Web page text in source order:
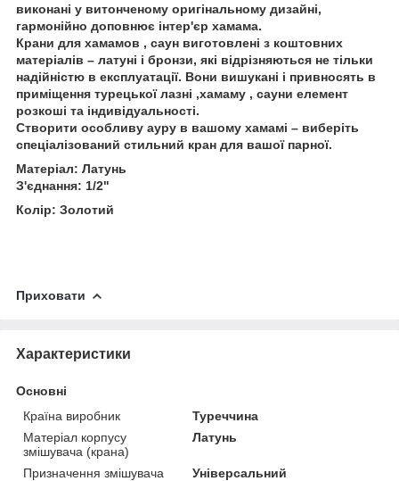
виконані у витонченому оригінальному дизайні,
гармонійно доповнює інтер'єр хамама.
Крани для хамамов , саун виготовлені з коштовних
матеріалів – латуні і бронзи, які відрізняються не тільки
надійністю в експлуатації. Вони вишукані і привносять в
приміщення турецької лазні ,хамаму , сауни елемент
розкоші та індивідуальності.
Створити особливу ауру в вашому хамамі – виберіть
спеціалізований стильний кран для вашої парної.
Матеріал: Латунь
З'єднання: 1/2"
Колір: Золотий
Приховати
Характеристики
Основні
Країна виробник
Туреччина
Матеріал корпусу
змішувача (крана)
Латунь
Призначення змішувача
Універсальний